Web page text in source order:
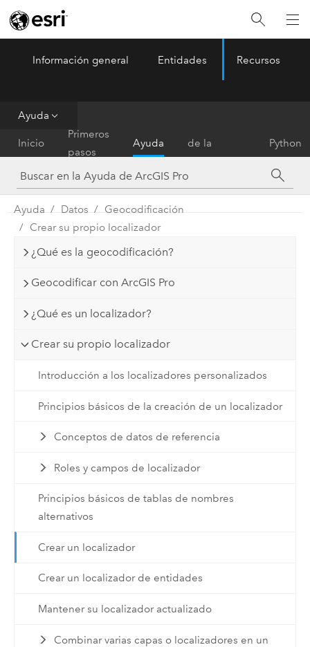
ArcGIS Pro Menu
Información general Entidades Recursos
Ayuda
Inicio
Primeros
pasos
Ayuda
de la
herramienta
Python
Ayuda Datos
Geocodificación
Crear su propio localizador
¿Qué es la geocodificación?
Geocodificar con ArcGIS Pro
¿Qué es un localizador?
Crear su propio localizador
Introducción a los localizadores personalizados
Principios básicos de la creación de un localizador
Conceptos de datos de referencia
Roles y campos de localizador
Principios básicos de tablas de nombres
alternativos
Crear un localizador
Crear un localizador de entidades
Mantener su localizador actualizado
Combinar varias capas o localizadores en un